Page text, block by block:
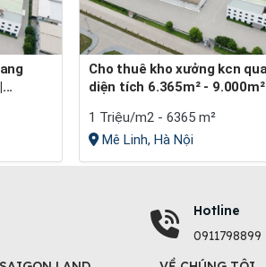
Cho thuê kho xưởng kcn quang minh
diện tích 6.365m² - 9.000m²
1 Triệu/m2 - 6365 m²
Mê Linh, Hà Nội
Hotline
0911798899